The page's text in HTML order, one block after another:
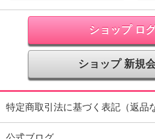
ショップ ロ
ショップ 新規
特定商取引法に基づく表記（返品